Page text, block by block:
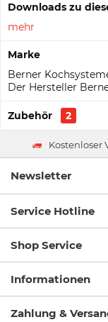
Downloads zu
mehr
Marke
Berner
Der Hersteller
Zubehör 2
Kostenloser
Newsletter
Service Hotline
Shop Service
Informationen
Zahlung &